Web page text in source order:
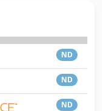
ND
ND
ND